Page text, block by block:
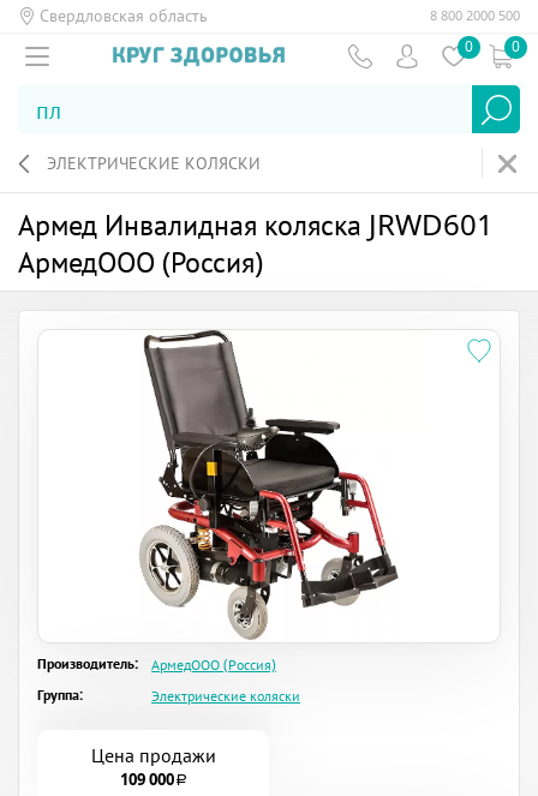
Свердловская область 8 800 2000 500
0 0
ЭЛЕКТРИЧЕСКИЕ КОЛЯСКИ
Армед Инвалидная коляска JRWD601
АрмедООО (Россия)
Производитель:
АрмедООО (Россия)
Группа:
Электрические коляски
Цена продажи
109 000a